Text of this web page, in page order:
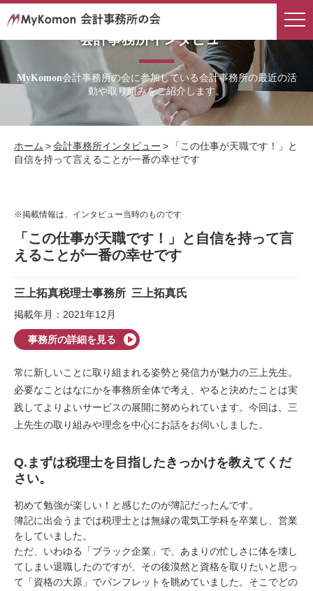
会計事務所インタビュー
MyKomon会計事務所の会に参加している会計事務所の最近の活
動や取り組みをご紹介します。
ホーム >会計事務所インタビュー >
「この仕事が天職です！」と
自信を持って言えることが一番の幸せです
※掲載情報は、インタビュー当時のものです
「この仕事が天職です！」と自信を持って言
えることが一番の幸せです
三上拓真税理士事務所 三上拓真氏
掲載年月：2021年12月
事務所の詳細を見る
常に新しいことに取り組まれる姿勢と発信力が魅力の三上先生。
必要なことはなにかを事務所全体で考え、やると決めたことは実
践してよりよいサービスの展開に努められています。今回は、三
上先生の取り組みや理念を中心にお話をお伺いしました。
Q.まずは税理士を目指したきっかけを教えてくだ
さい。
初めて勉強が楽しい！と感じたのが簿記だったんです。
簿記に出会うまでは税理士とは無縁の電気工学科を卒業し、営業
をしていました。
ただ、いわゆる「ブラック企業」で、あまりの忙しさに体を壊し
てしまい退職したのですが、その後漠然と資格を取りたいと思っ
て「資格の大原」でパンフレットを眺めていました。そこでどの